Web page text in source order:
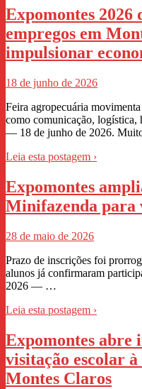
Expomontes 2026
empregos em
impulsionar
18 de junho de 2026
Feira agropecuária
como comunicação, logística,
— 18 de junho de 2026.
Leia esta postagem ›
Expomontes
Minifazenda para
28 de maio de 2026
Prazo de inscrições foi
alunos já confirmaram
2026 — …
Leia esta postagem ›
Expomontes abre
visitação escolar
Montes Claros